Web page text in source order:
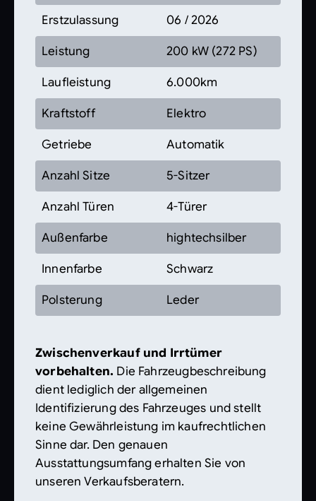
Erstzulassung 06 / 2026
Leistung 200 kW (272 PS)
Laufleistung 6.000km
Kraftstoff Elektro
Getriebe Automatik
Anzahl Sitze 5-Sitzer
Anzahl Türen 4-Türer
Außenfarbe hightechsilber
Innenfarbe Schwarz
Polsterung Leder
Zwischenverkauf und Irrtümer
vorbehalten. Die Fahrzeugbeschreibung
dient lediglich der allgemeinen
Identifizierung des Fahrzeuges und stellt
keine Gewährleistung im kaufrechtlichen
Sinne dar. Den genauen
Ausstattungsumfang erhalten Sie von
unseren Verkaufsberatern.